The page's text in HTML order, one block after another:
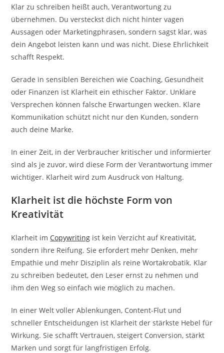
Klar zu schreiben heißt auch, Verantwortung zu
übernehmen. Du versteckst dich nicht hinter vagen
Aussagen oder Marketingphrasen, sondern sagst klar, was
dein Angebot leisten kann und was nicht. Diese Ehrlichkeit
schafft Respekt.
Gerade in sensiblen Bereichen wie Coaching, Gesundheit
oder Finanzen ist Klarheit ein ethischer Faktor. Unklare
Versprechen können falsche Erwartungen wecken. Klare
Kommunikation schützt nicht nur den Kunden, sondern
auch deine Marke.
In einer Zeit, in der Verbraucher kritischer und informierter
sind als je zuvor, wird diese Form der Verantwortung immer
wichtiger. Klarheit wird zum Ausdruck von Haltung.
Klarheit ist die höchste Form von
Kreativität
Klarheit im Copywriting ist kein Verzicht auf Kreativität,
sondern ihre Reifung. Sie erfordert mehr Denken, mehr
Empathie und mehr Disziplin als reine Wortakrobatik. Klar
zu schreiben bedeutet, den Leser ernst zu nehmen und
ihm den Weg so einfach wie möglich zu machen.
In einer Welt voller Ablenkungen, Content-Flut und
schneller Entscheidungen ist Klarheit der stärkste Hebel für
Wirkung. Sie schafft Vertrauen, steigert Conversion, stärkt
Marken und sorgt für langfristigen Erfolg.